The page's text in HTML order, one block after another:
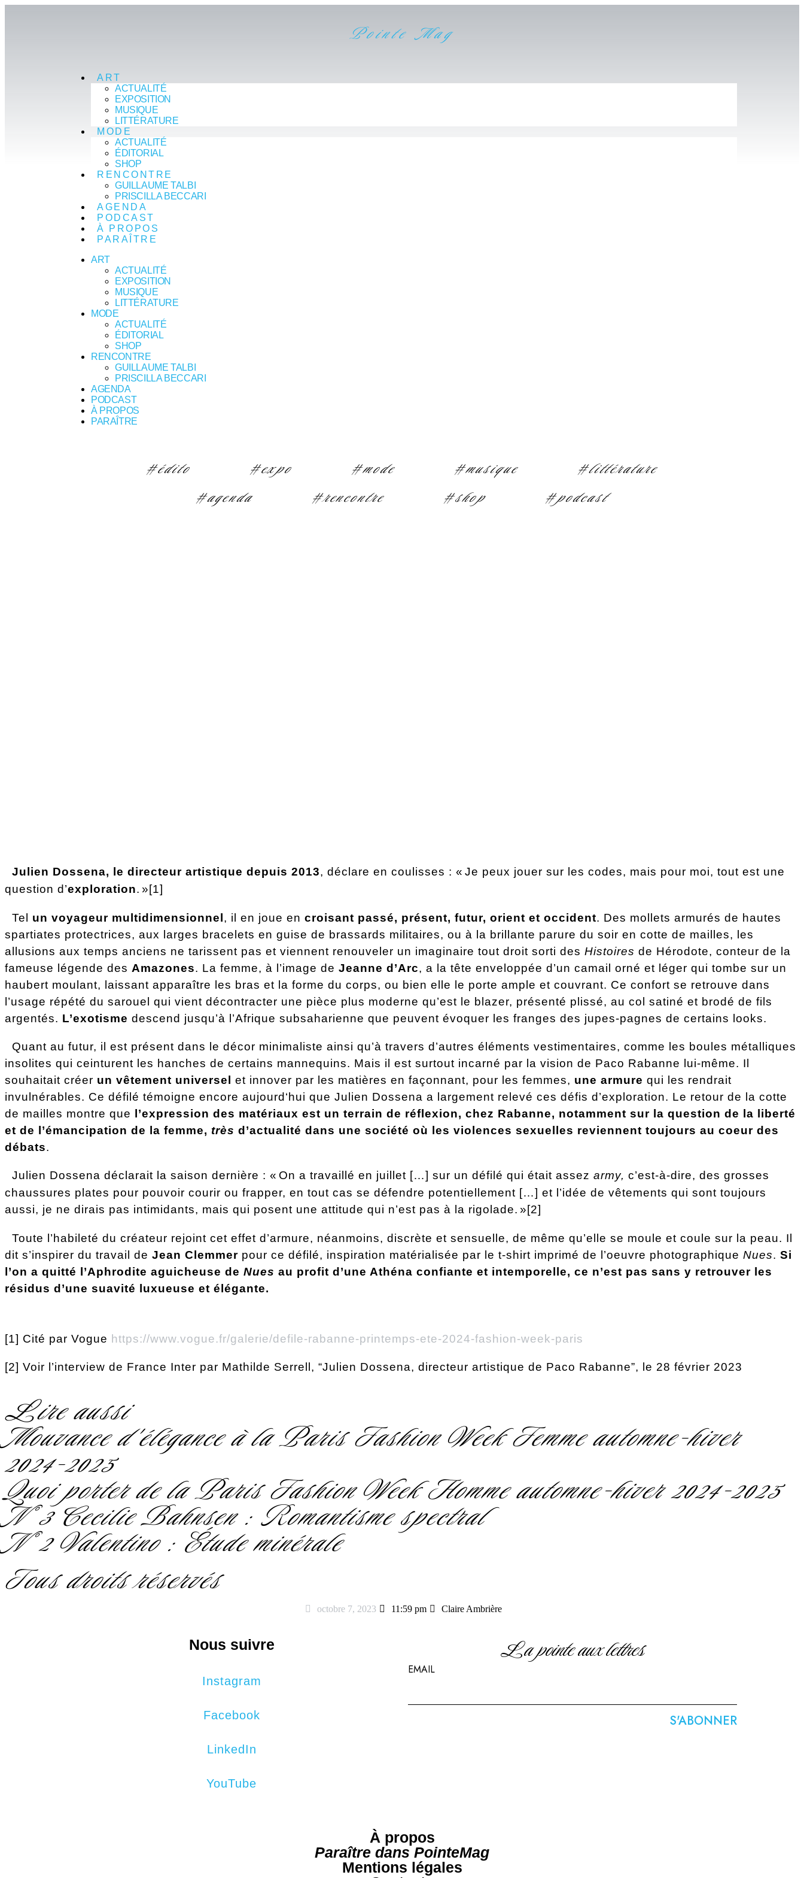
Pointe Mag
ART
ACTUALITÉ
EXPOSITION
MUSIQUE
LITTÉRATURE
MODE
ACTUALITÉ
ÉDITORIAL
SHOP
RENCONTRE
GUILLAUME TALBI
PRISCILLA BECCARI
AGENDA
PODCAST
À PROPOS
PARAÎTRE
ART
ACTUALITÉ
EXPOSITION
MUSIQUE
LITTÉRATURE
MODE
ACTUALITÉ
ÉDITORIAL
SHOP
RENCONTRE
GUILLAUME TALBI
PRISCILLA BECCARI
AGENDA
PODCAST
À PROPOS
PARAÎTRE
#édito #expo #mode #musique
#littérature
#agenda
#rencontre #shop #podcast
Julien Dossena, le directeur artistique depuis 2013, déclare en coulisses : « Je peux jouer sur les codes, mais pour moi, tout est une
question d’exploration. »[1]
Tel un voyageur multidimensionnel , il en joue en croisant passé, présent, futur, orient et occident. Des mollets armurés de hautes
spartiates protectrices, aux larges bracelets en guise de brassards militaires, ou à la brillante parure du soir en cotte de mailles, les
allusions aux temps anciens ne tarissent pas et viennent renouveler un imaginaire tout droit sorti des Histoires de Hérodote, conteur de la
fameuse légende des Amazones. La femme, à l’image de Jeanne d’Arc, a la tête enveloppée d’un camail orné et léger qui tombe sur un
haubert moulant, laissant apparaître les bras et la forme du corps, ou bien elle le porte ample et couvrant. Ce confort se retrouve dans
l’usage répété du sarouel qui vient décontracter une pièce plus moderne qu’est le blazer, présenté plissé, au col satiné et brodé de fils
argentés. L’exotisme descend jusqu’à l’Afrique subsaharienne que peuvent évoquer les franges des jupes-pagnes de certains looks.
Quant au futur, il est présent dans le décor minimaliste ainsi qu’à travers d’autres éléments vestimentaires, comme les boules métalliques
insolites qui ceinturent les hanches de certains mannequins. Mais il est surtout incarné par la vision de Paco Rabanne lui-même. Il
souhaitait créer un vêtement universel et innover par les matières en façonnant, pour les femmes, une armure qui les rendrait
invulnérables. Ce défilé témoigne encore aujourd‘hui que Julien Dossena a largement relevé ces défis d’exploration. Le retour de la cotte
de mailles montre que
l’expression des matériaux est un terrain de réflexion, chez Rabanne, notamment sur la question de la liberté
et de l’émancipation de la femme, très d’actualité dans une société où les violences sexuelles reviennent toujours au coeur des
débats.
Julien Dossena déclarait la saison dernière : « On a travaillé en juillet […] sur un défilé qui était assez army, c’est-à-dire, des grosses
chaussures plates pour pouvoir courir ou frapper, en tout cas se défendre potentiellement […] et l’idée de vêtements qui sont toujours
aussi, je ne dirais pas intimidants, mais qui posent une attitude qui n’est pas à la rigolade. »[2]
Toute l’habileté du créateur rejoint cet effet d’armure, néanmoins, discrète et sensuelle, de même qu’elle se moule et coule sur la peau. Il
dit s’inspirer du travail de Jean Clemmer pour ce défilé, inspiration matérialisée par le t-shirt imprimé de l’oeuvre photographique Nues. Si
l’on a quitté l’Aphrodite aguicheuse de Nues au profit d’une Athéna confiante et intemporelle, ce n’est pas sans y retrouver les
résidus d’une suavité luxueuse et élégante.
[1] Cité par Vogue https://www.vogue.fr/galerie/defile-rabanne-printemps-ete-2024-fashion-week-paris
[2] Voir l’interview de France Inter par Mathilde Serrell, “Julien Dossena, directeur artistique de Paco Rabanne”, le 28 février 2023
Lire aussi
Mouvance d'élégance à la Paris Fashion Week Femme automne-hiver
2024-2025
Quoi porter de la Paris Fashion Week Homme automne-hiver 2024-2025
N°3 Cecilie Bahnsen : Romantisme spectral
N°2 Valentino : Étude minérale
Tous droits réservés
octobre 7, 2023 11:59 pm Claire Ambrière
Nous suivre
Instagram
Facebook
LinkedIn
YouTube
La pointe aux lettres
EMAIL
S'ABONNER
À propos
Paraître dans PointeMag
Mentions légales